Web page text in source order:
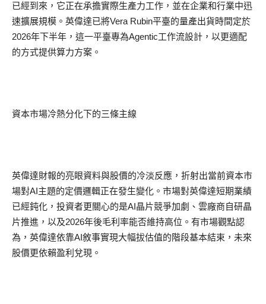
已經到來，它正在承擔實際生產力工作，並在企業和行業中迅
速擴展規模。英偉達已將Vera Rubin平臺的量產出貨時間定於
2026年下半年，這一平臺專為Agentic工作流設計，以更適配
的方式提供算力方案。
資本市場冷熱分化下的三條主線
英偉達財報的亮眼資料與股價的冷淡反應，折射出當前資本市
場對AI主題的定價邏輯正在發生變化。市場對英偉達短期業績
已經鈍化，投資者更關心的是AI晶片競爭加劇、雲廠商自研晶
片推進，以及2026年後毛利率能否維持高位。有市場觀點認
為，英偉達依靠AI敘事實現大幅拔估值的階段基本結束，未來
股價更依賴盈利兌現。